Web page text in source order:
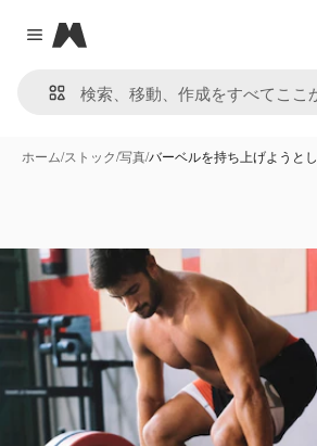
Close menu
Magnific
ホーム/ストック/写真/バーベルを持ち上げようと